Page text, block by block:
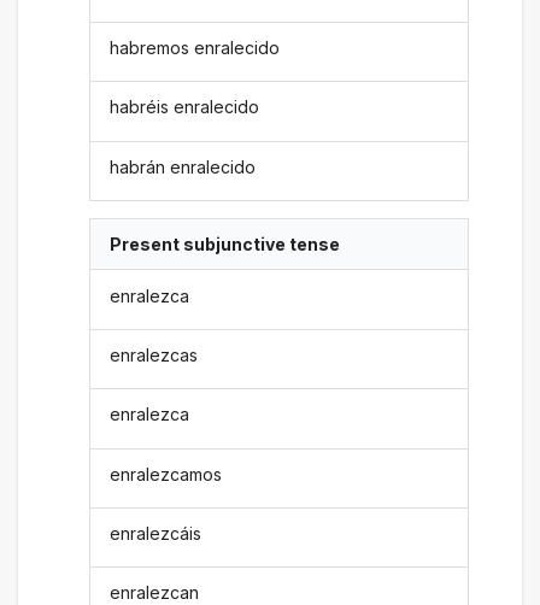
habremos enralecido
habréis enralecido
habrán enralecido
Present subjunctive tense
enralezca
enralezcas
enralezca
enralezcamos
enralezcáis
enralezcan